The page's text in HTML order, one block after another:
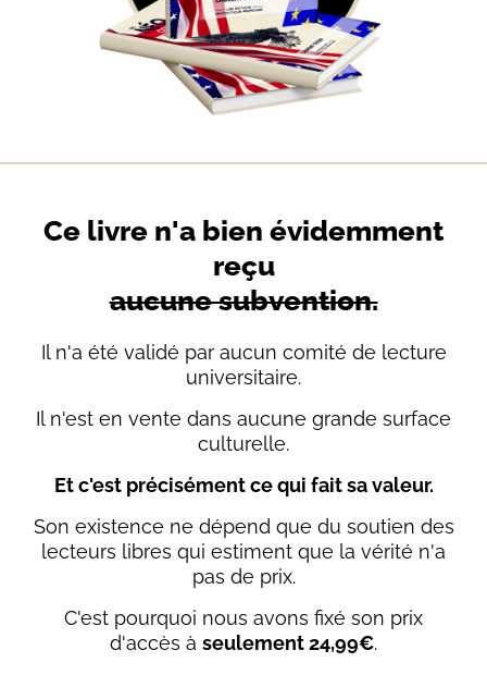
Ce livre n'a bien évidemment
reçu
aucune subvention.
Il n'a été validé par aucun comité de lecture
universitaire.
Il n'est en vente dans aucune grande surface
culturelle.
Et c'est précisément ce qui fait sa valeur.
Son existence ne dépend que du soutien des
lecteurs libres qui estiment que la vérité n'a
pas de prix.
C'est pourquoi nous avons fixé son prix
d'accès à seulement 24,99€.